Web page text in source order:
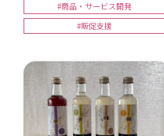
#商品・サービス開発
#販促支援